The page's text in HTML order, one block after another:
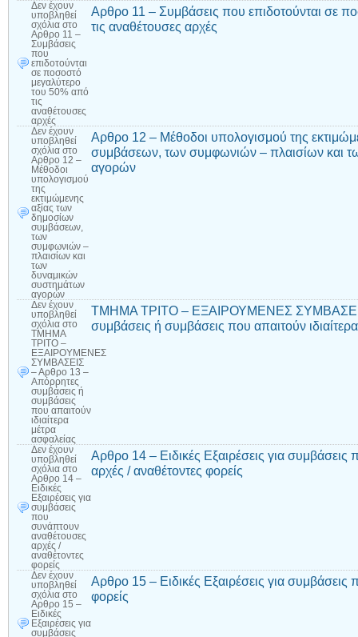
Δεν έχουν
υποβληθεί
σχόλια στο
Αρθρο 11 –
Συμβάσεις
που
επιδοτούνται
σε ποσοστό
μεγαλύτερο
του 50% από
τις
αναθέτουσες
αρχές
Αρθρο 11 – Συμβάσεις που επιδοτούνται σε
τις αναθέτουσες αρχές
Δεν έχουν
υποβληθεί
σχόλια στο
Αρθρο 12 –
Μέθοδοι
υπολογισμού
της
εκτιμώμενης
αξίας των
δημοσίων
συμβάσεων,
των
συμφωνιών –
πλαισίων και
των
δυναμικών
συστημάτων
αγορών
Αρθρο 12 – Μέθοδοι υπολογισμού της
συμβάσεων, των συμφωνιών – πλαισίων και
αγορών
Δεν έχουν
υποβληθεί
σχόλια στο
ΤΜΗΜΑ
ΤΡΙΤΟ –
ΕΞΑΙΡΟΥΜΕΝΕΣ
ΣΥΜΒΑΣΕΙΣ
– Αρθρο 13 –
Απόρρητες
συμβάσεις ή
συμβάσεις
που απαιτούν
ιδιαίτερα
μέτρα
ασφαλείας
ΤΜΗΜΑ ΤΡΙΤΟ – ΕΞΑΙΡΟΥΜΕΝΕΣ
συμβάσεις ή συμβάσεις που απαιτούν
Δεν έχουν
υποβληθεί
σχόλια στο
Αρθρο 14 –
Ειδικές
Εξαιρέσεις για
συμβάσεις
που
συνάπτουν
αναθέτουσες
αρχές /
αναθέτοντες
φορείς
Αρθρο 14 – Ειδικές Εξαιρέσεις για
αρχές / αναθέτοντες φορείς
Δεν έχουν
υποβληθεί
σχόλια στο
Αρθρο 15 –
Ειδικές
Εξαιρέσεις για
συμβάσεις
Αρθρο 15 – Ειδικές Εξαιρέσεις για
φορείς